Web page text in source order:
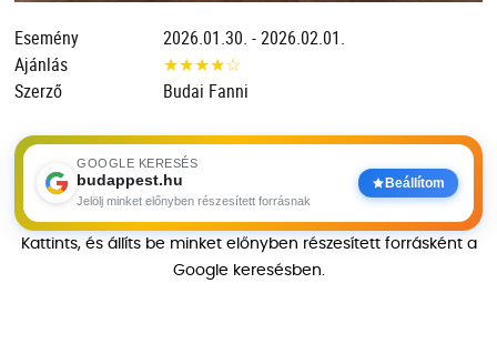
Esemény
2026.01.30. - 2026.02.01.
Ajánlás
★★★★☆
Szerző
Budai Fanni
GOOGLE KERESÉS
budappest.hu
Jelölj minket előnyben részesített forrásnak
Beállítom
Kattints, és állíts be minket előnyben részesített forrásként a
Google keresésben.